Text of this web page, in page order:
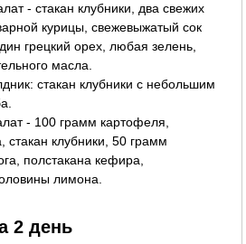
- стакан клубники, два свежих
курицы, свежевыжатый сок
грецкий орех, любая зелень,
масла.
стакан клубники с небольшим
- 100 грамм картофеля,
стакан клубники, 50 грамм
полстакана кефира,
лимона.
2 день